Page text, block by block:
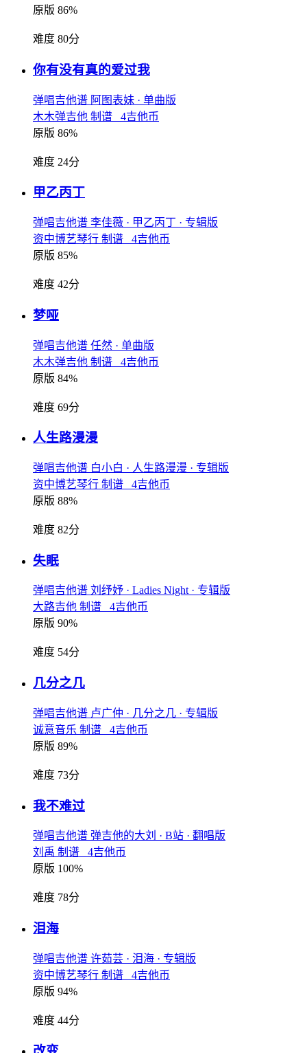
原版 86%
难度 80分
你有没有真的爱过我
弹唱吉他谱 阿图表妹 · 单曲版
木木弹吉他 制谱 4吉他币
原版 86%
难度 24分
甲乙丙丁
弹唱吉他谱 李佳薇 · 甲乙丙丁 · 专辑版
资中博艺琴行 制谱 4吉他币
原版 85%
难度 42分
梦哑
弹唱吉他谱 任然 · 单曲版
木木弹吉他 制谱 4吉他币
原版 84%
难度 69分
人生路漫漫
弹唱吉他谱 白小白 · 人生路漫漫 · 专辑版
资中博艺琴行 制谱 4吉他币
原版 88%
难度 82分
失眠
弹唱吉他谱 刘纾妤 · Ladies Night · 专辑版
大路吉他 制谱 4吉他币
原版 90%
难度 54分
几分之几
弹唱吉他谱 卢广仲 · 几分之几 · 专辑版
诚意音乐 制谱 4吉他币
原版 89%
难度 73分
我不难过
弹唱吉他谱 弹吉他的大刘 · B站 · 翻唱版
刘禹 制谱 4吉他币
原版 100%
难度 78分
泪海
弹唱吉他谱 许茹芸 · 泪海 · 专辑版
资中博艺琴行 制谱 4吉他币
原版 94%
难度 44分